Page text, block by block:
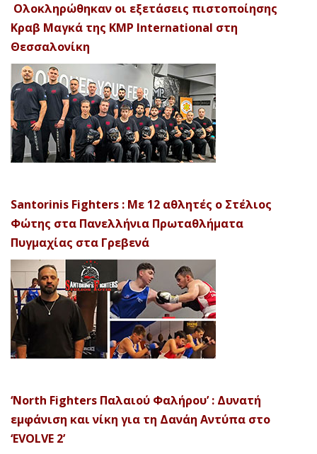
Ολοκληρώθηκαν οι εξετάσεις πιστοποίησης
Κραβ Μαγκά της KMP International στη
Θεσσαλονίκη
Santorinis Fighters : Με 12 αθλητές ο Στέλιος
Φώτης στα Πανελλήνια Πρωταθλήματα
Πυγμαχίας στα Γρεβενά
‘North Fighters Παλαιού Φαλήρου’ : Δυνατή
εμφάνιση και νίκη για τη Δανάη Αντύπα στο
‘EVOLVE 2’